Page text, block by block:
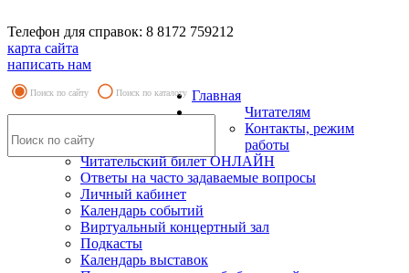
Телефон для справок: 8 8172 759212
карта сайта
написать нам
Поиск по сайту Поиск по каталогу Главная
Читателям
Контакты, режим
работы
Читательский билет ОНЛАЙН
Ответы на часто задаваемые вопросы
Личный кабинет
Календарь событий
Виртуальный концертный зал
Подкасты
Календарь выставок